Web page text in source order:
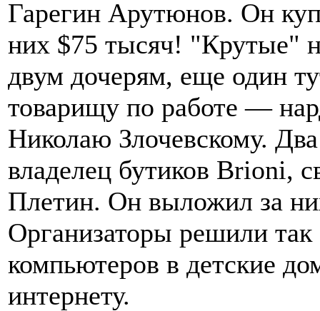
Гарегин Арутюнов. Он
них $75 тысяч! "Крутые"
двум дочерям, еще один
товарищу по работе —
Николаю Злочевскому.
владелец бутиков Brioni,
Плетин. Он выложил за
Организаторы решили так
компьютеров в детские
интернету.